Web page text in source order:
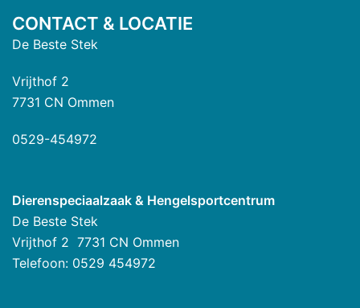
CONTACT & LOCATIE
De Beste Stek
Vrijthof 2
7731 CN Ommen
0529-454972
Dierenspeciaalzaak & Hengelsportcentrum
De Beste Stek
Vrijthof 2 7731 CN Ommen
Telefoon: 0529 454972